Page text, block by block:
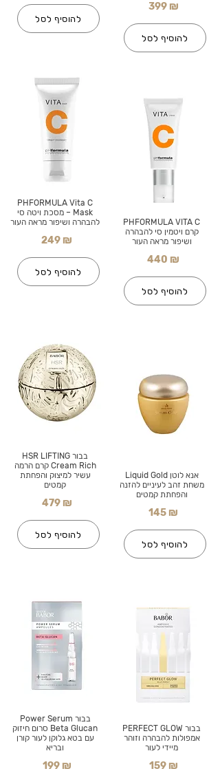
להוסיף לסל
PHFORMULA Vita C
Mask – מסכת ויטה סי
להבהרה ושיפור מראה העור
249 ₪
להוסיף לסל
בבור HSR LIFTING
Cream Rich קרם הרמה
עשיר למיצוק והפחתת
קמטים
479 ₪
להוסיף לסל
בבור Power Serum
Beta Glucan סרום חיזוק
עם בטא גלוקן לעור קורן
ובריא
199 ₪
399 ₪
להוסיף לסל
PHFORMULA VITA C
קרם ויטמין סי להבהרה
ושיפור מראה העור
440 ₪
להוסיף לסל
אנא לוטן Liquid Gold
משחת זהב לעיניים להזנה
והפחתת קמטים
145 ₪
להוסיף לסל
בבור PERFECT GLOW
אמפולות להבהרה וזוהר
מיידי לעור
159 ₪